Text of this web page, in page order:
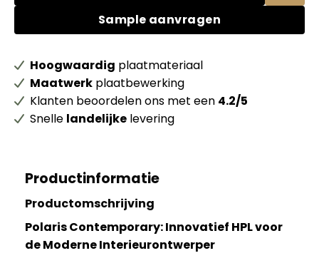
Sample aanvragen
Hoogwaardig plaatmateriaal
Maatwerk plaatbewerking
Klanten beoordelen ons met een 4.2/5
Snelle landelijke levering
Productinformatie
Productomschrijving
Polaris Contemporary: Innovatief HPL voor
de Moderne Interieurontwerper